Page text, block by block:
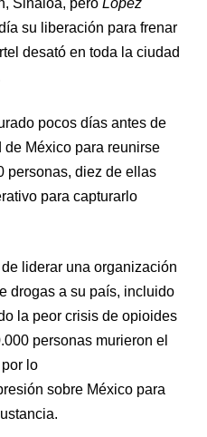
Sinaloa, pero López
su liberación para frenar
desató en toda la ciudad
pocos días antes de
México para reunirse
personas, diez de ellas
para capturarlo
de liderar una organización
drogas a su país, incluido
la peor crisis de opioides
personas murieron el
lo
sobre México para